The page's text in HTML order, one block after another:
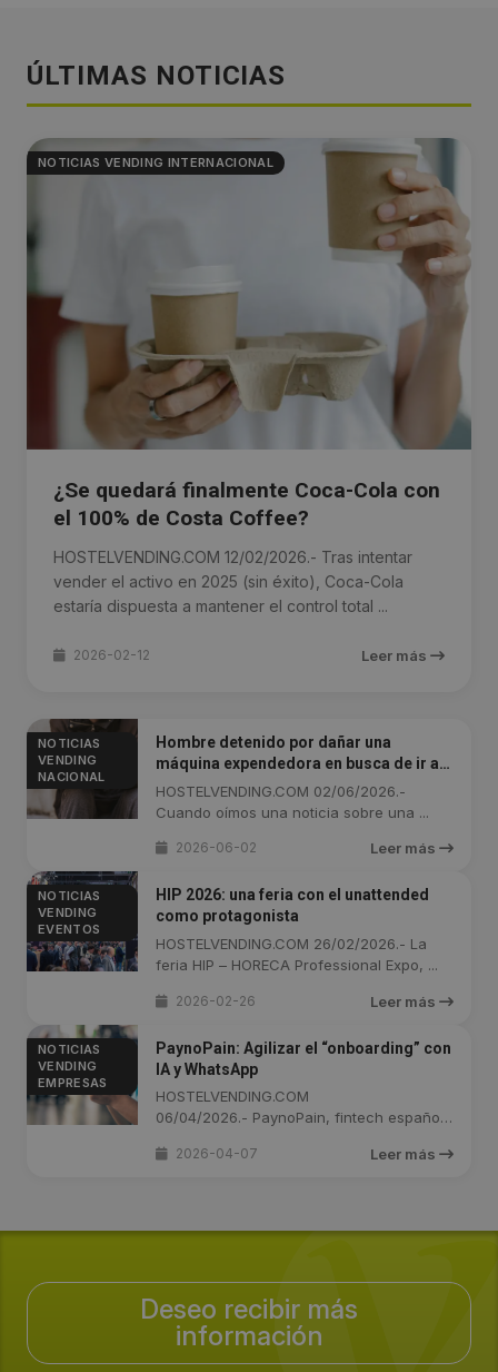
ÚLTIMAS NOTICIAS
NOTICIAS VENDING INTERNACIONAL
¿Se quedará finalmente Coca-Cola con
el 100% de Costa Coffee?
HOSTELVENDING.COM 12/02/2026.- Tras intentar
vender el activo en 2025 (sin éxito), Coca-Cola
estaría dispuesta a mantener el control total ...
2026-02-12 Leer más
NOTICIAS
VENDING
NACIONAL
Hombre detenido por dañar una
máquina expendedora en busca de ir a
prisión
HOSTELVENDING.COM 02/06/2026.-
Cuando oímos una noticia sobre una ...
2026-06-02 Leer más
NOTICIAS
VENDING
EVENTOS
HIP 2026: una feria con el unattended
como protagonista
HOSTELVENDING.COM 26/02/2026.- La
feria HIP – HORECA Professional Expo, ...
2026-02-26 Leer más
NOTICIAS
VENDING
EMPRESAS
PaynoPain: Agilizar el “onboarding” con
IA y WhatsApp
HOSTELVENDING.COM
06/04/2026.- PaynoPain, fintech española
2026-04-07 Leer más
Deseo recibir más
información